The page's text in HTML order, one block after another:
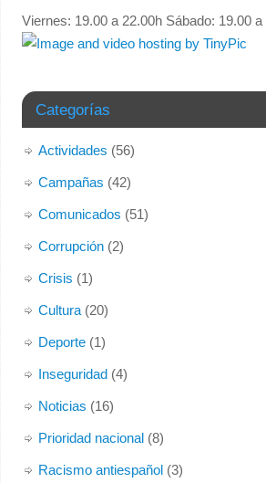
COMUNICADO: “Cierre de nuestra
El pasado fin de semana, además de
desde 2006 ha albergado el “Centro
Salamanca”, nuestra histórica sede
del Gran Capitán 51.
Por causas ajenas a nuestra
forma ...
Foto
Ver en Facebook
Viernes: 19.00 a 22.00h Sábado: 19.00 a
Categorías
Actividades (56)
Campañas (42)
Comunicados (51)
Corrupción(2)
Crisis (1)
Cultura(20)
Deporte(1)
Inseguridad(4)
Noticias (16)
Prioridad nacional(8)
Racismo antiespañol(3)